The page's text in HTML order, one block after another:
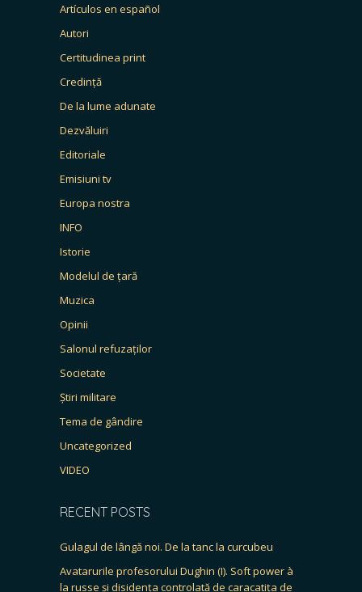
Artículos en español
Autori
Certitudinea print
Credință
De la lume adunate
Dezvăluiri
Editoriale
Emisiuni tv
Europa nostra
INFO
Istorie
Modelul de țară
Muzica
Opinii
Salonul refuzaților
Societate
Știri militare
Tema de gândire
Uncategorized
VIDEO
RECENT POSTS
Gulagul de lângă noi. De la tanc la curcubeu
Avatarurile profesorului Dughin (I). Soft power à
la russe și disidența controlată de caracatița de